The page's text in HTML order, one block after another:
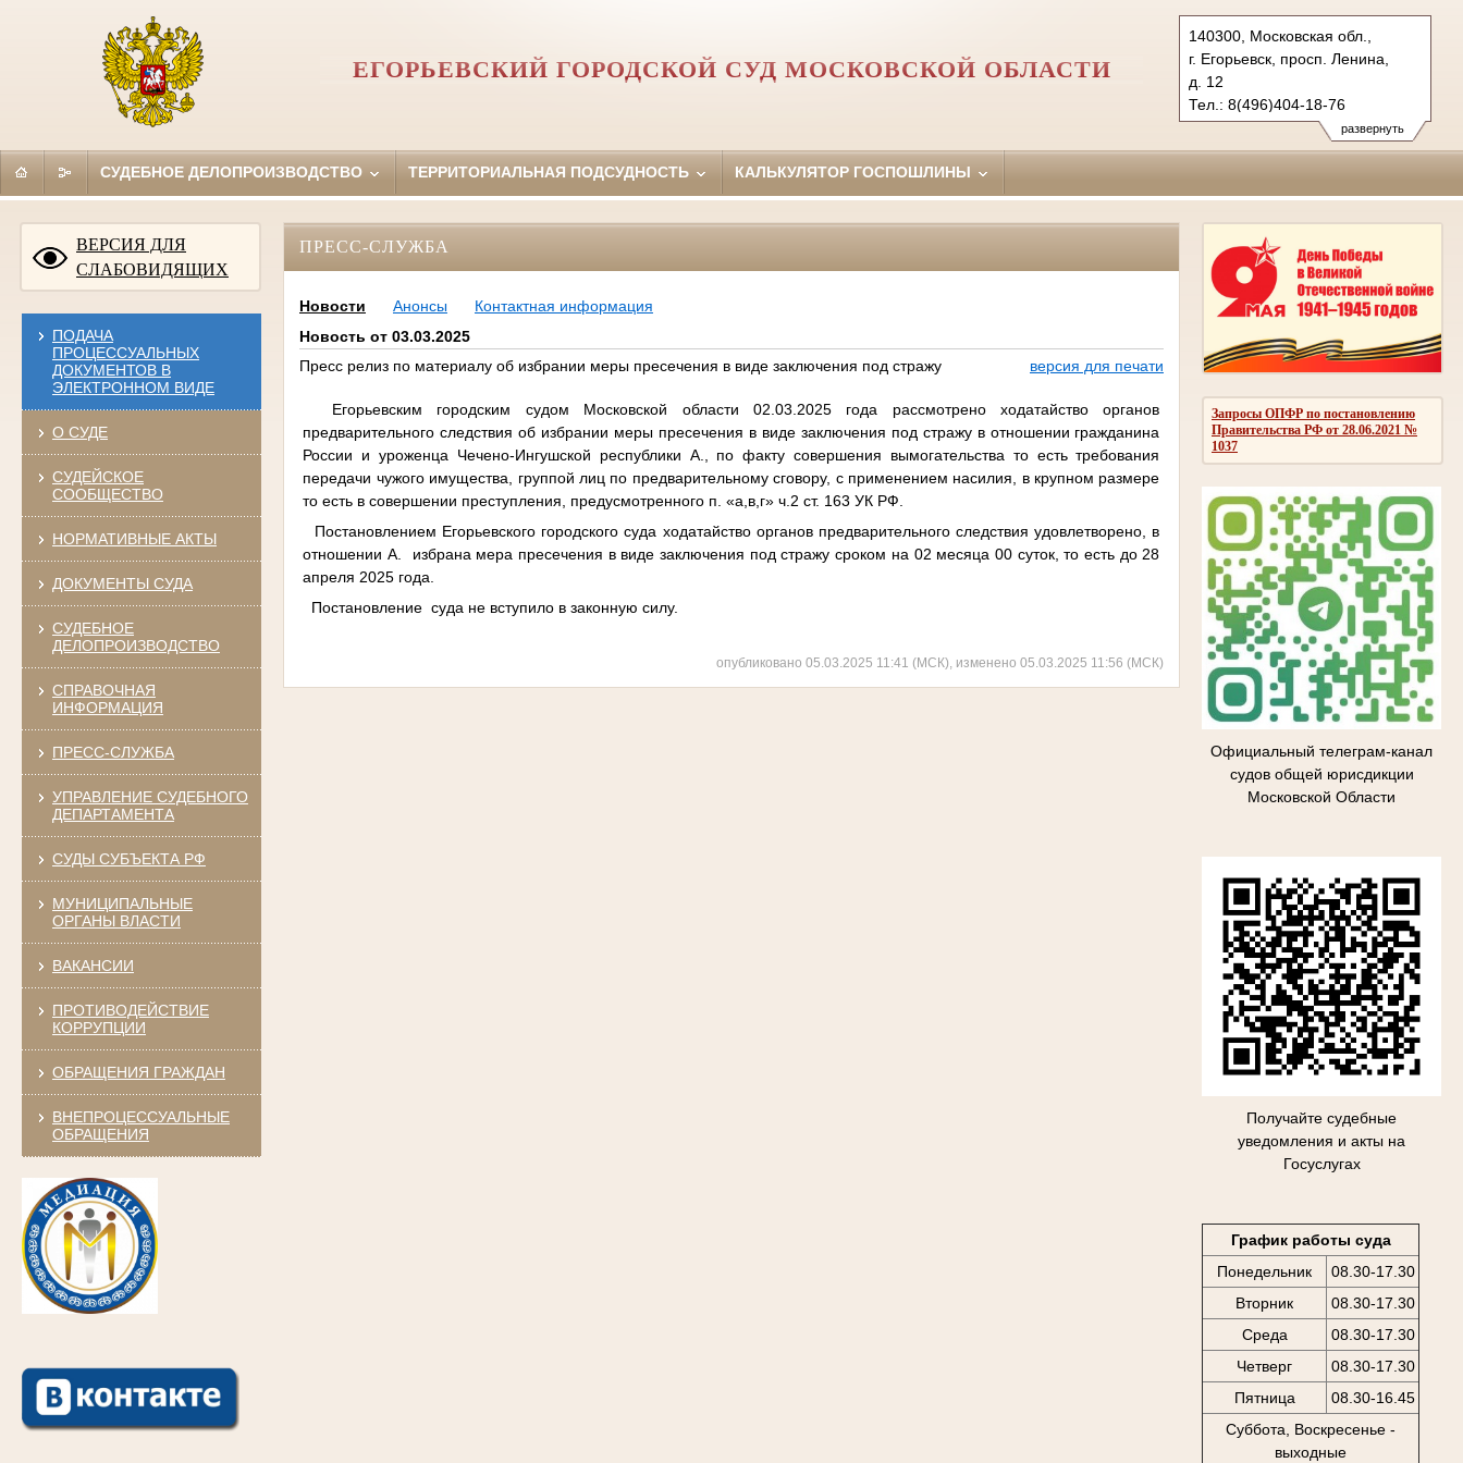
развернуть
140300, Московская обл.,
г. Егорьевск, просп. Ленина,
д. 12
Тел.: 8(496)404-18-76
egorievsk.mo@sudrf.ru
ЕГОРЬЕВСКИЙ ГОРОДСКОЙ СУД МОСКОВСКОЙ ОБЛАСТИ
СУДЕБНОЕ ДЕЛОПРОИЗВОДСТВО ТЕРРИТОРИАЛЬНАЯ ПОДСУДНОСТЬ КАЛЬКУЛЯТОР ГОСПОШЛИНЫ
ВЕРСИЯ ДЛЯ
СЛАБОВИДЯЩИХ
ПОДАЧА
ПРОЦЕССУАЛЬНЫХ
ДОКУМЕНТОВ В
ЭЛЕКТРОННОМ ВИДЕ
О СУДЕ
СУДЕЙСКОЕ
СООБЩЕСТВО
НОРМАТИВНЫЕ АКТЫ
ДОКУМЕНТЫ СУДА
СУДЕБНОЕ
ДЕЛОПРОИЗВОДСТВО
СПРАВОЧНАЯ
ИНФОРМАЦИЯ
ПРЕСС-СЛУЖБА
УПРАВЛЕНИЕ СУДЕБНОГО
ДЕПАРТАМЕНТА
СУДЫ СУБЪЕКТА РФ
МУНИЦИПАЛЬНЫЕ
ОРГАНЫ ВЛАСТИ
ВАКАНСИИ
ПРОТИВОДЕЙСТВИЕ
КОРРУПЦИИ
ОБРАЩЕНИЯ ГРАЖДАН
ВНЕПРОЦЕССУАЛЬНЫЕ
ОБРАЩЕНИЯ
Запросы ОПФР по постановлению
Правительства РФ от 28.06.2021 №
1037
Официальный телеграм-канал
судов общей юрисдикции
Московской Области
Получайте судебные
уведомления и акты на
Госуслугах
График работы суда
Понедельник
08.30-17.30
Вторник
08.30-17.30
Среда
08.30-17.30
Четверг
08.30-17.30
Пятница
08.30-16.45
Суббота, Воскресенье -
выходные
ПРЕСС-СЛУЖБА
Новости Анонсы
Контактная информация
Новость от 03.03.2025
Пресс релиз по материалу об избрании меры пресечения в виде заключения под стражу
версия для печати
Егорьевским городским судом Московской области 02.03.2025 года рассмотрено ходатайство органов
предварительного следствия об избрании меры пресечения в виде заключения под стражу в отношении гражданина
России и уроженца Чечено-Ингушской республики А., по факту совершения вымогательства то есть требования
передачи чужого имущества, группой лиц по предварительному сговору, с применением насилия, в крупном размере
то есть в совершении преступления, предусмотренного п. «а,в,г» ч.2 ст. 163 УК РФ.
Постановлением Егорьевского городского суда ходатайство органов предварительного следствия удовлетворено, в
отношении А. избрана мера пресечения в виде заключения под стражу сроком на 02 месяца 00 суток, то есть до 28
апреля 2025 года.
Постановление суда не вступило в законную силу.
опубликовано 05.03.2025 11:41 (МСК), изменено 05.03.2025 11:56 (МСК)